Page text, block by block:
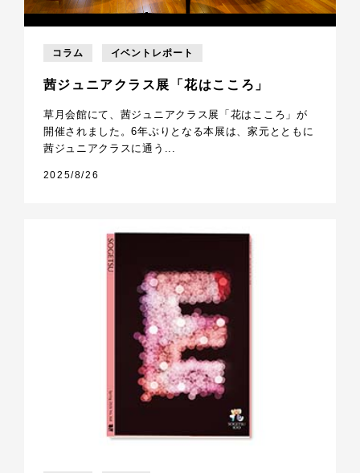
コラム イベントレポート
茜ジュニアクラス展「花はこころ」
草月会館にて、茜ジュニアクラス展「花はこころ」が
開催されました。6年ぶりとなる本展は、家元とともに
茜ジュニアクラスに通う...
2025/8/26